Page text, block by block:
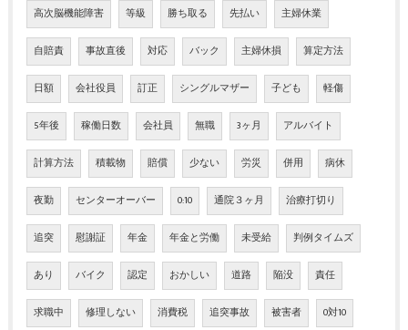
高次脳機能障害 等級 勝ち取る 先払い 主婦休業
自賠責 事故直後 対応 バック 主婦休損 算定方法
日額 会社役員 訂正 シングルマザー 子ども 軽傷
5年後 稼働日数 会社員 無職 3ヶ月 アルバイト
計算方法 積載物 賠償 少ない 労災 併用 病休
夜勤 センターオーバー 0:10 通院３ヶ月 治療打切り
追突 慰謝証 年金 年金と労働 未受給 判例タイムズ
あり バイク 認定 おかしい 道路 陥没 責任
求職中 修理しない 消費税 追突事故 被害者 0対10